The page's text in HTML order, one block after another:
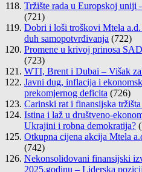
Tržište rada u Europskoj uniji
(721)
Dobri i loši troškovi Mtela
duh samopotvrđivanja (722)
Promene u krivoj prinosa
(723)
WTI, Brent i Dubai – Višak
Javni dug, inflacija i
prekomjernog deficita (726)
Carinski rat i finansijska
Istina i laž u društveno-
Ukrajini i robna demokratija?
Otkupna cijena akcija Mtela
(742)
Nekonsolidovani finansijski
2025.godinu – Liderska